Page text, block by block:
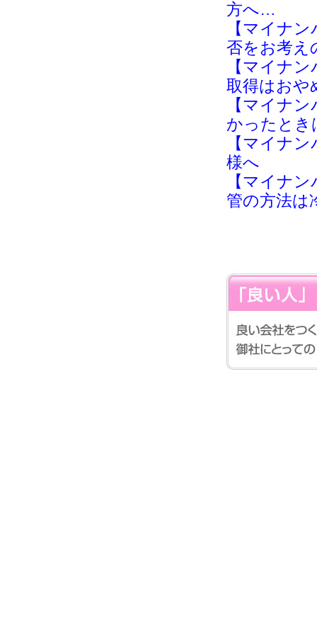
方へ…
【マイナ
否をお考
【マイナ
取得はおや
【マイナ
かったとき
【マイナ
様へ
【マイナ
管の方法は